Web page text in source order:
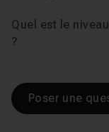
Quel est le
?
Poser une